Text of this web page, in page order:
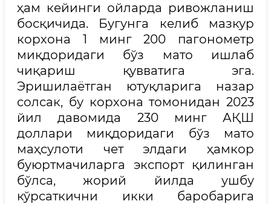
ҳам кейинги ойларда ривожланиш
босқичида. Бугунга келиб мазкур
корхона 1 минг 200 пагонометр
миқдоридаги бўз мато ишлаб
чиқариш қувватига эга.
Эришилаётган ютуқларига назар
солсак, бу корхона томонидан 2023
йил давомида 230 минг АҚШ
доллари миқдоридаги бўз мато
маҳсулоти чет элдаги ҳамкор
буюртмачиларга экспорт қилинган
бўлса, жорий йилда ушбу
кўрсаткични икки баробарига